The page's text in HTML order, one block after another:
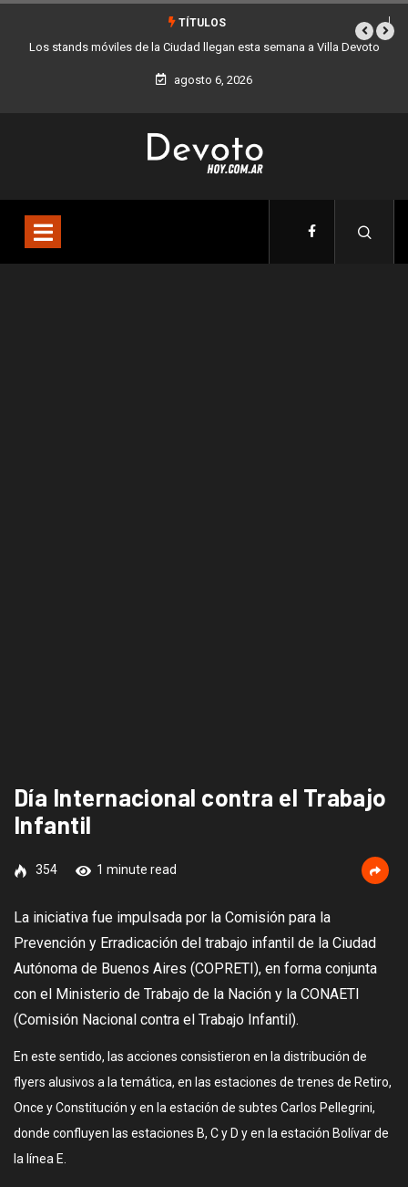
TÍTULOS
Los stands móviles de la Ciudad llegan esta semana a Villa Devoto
agosto 6, 2026
Día Internacional contra el Trabajo
Infantil
354 1 minute read
La iniciativa fue impulsada por la Comisión para la
Prevención y Erradicación del trabajo infantil de la Ciudad
Autónoma de Buenos Aires (COPRETI), en forma conjunta
con el Ministerio de Trabajo de la Nación y la CONAETI
(Comisión Nacional contra el Trabajo Infantil).
En este sentido, las acciones consistieron en la distribución de
flyers alusivos a la temática, en las estaciones de trenes de Retiro,
Once y Constitución y en la estación de subtes Carlos Pellegrini,
donde confluyen las estaciones B, C y D y en la estación Bolívar de
la línea E.